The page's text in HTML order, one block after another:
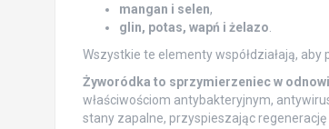
mangan i selen,
glin, potas, wapń i żelazo
Wszystkie te elementy współdziałają,
Żyworódka to sprzymierzeniec w
właściwościom antybakteryjnym,
stany zapalne, przyspieszając